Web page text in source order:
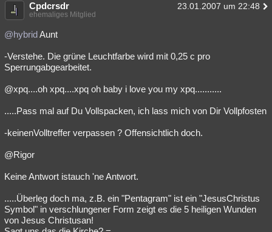
Cpdcrsdr 23.01.2007 um 22:48
ehemaliges Mitglied
@hybridAunt
-Verstehe. Die grüne Leuchtfarbe wird mit 0,25 c pro
Sperrungabgearbeitet.
@xpq....oh xpq....xpq oh baby i love you my xpq...........
.....Pass mal auf Du Vollspacken, ich lass mich von Dir Vollpfosten
-keinenVolltreffer verpassen ? Offensichtlich doch.
@Rigor
Keine Antwort istauch 'ne Antwort.
.....Überleg doch ma, z.B. ein "Pentagram" ist ein "JesusChristus
Symbol" in verschlungener Form zeigt es die 5 heiligen Wunden
von Jesus Christusan!